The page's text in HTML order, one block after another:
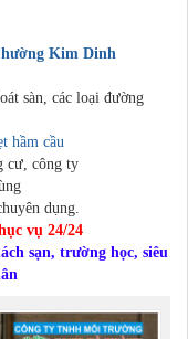
Kim Dinh
sàn, các loại đường
hầm cầu
cư, công ty
dụng.
vụ 24/24
sạn, trường học, siêu